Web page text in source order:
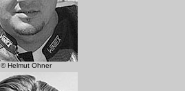
© Helmut Ohner